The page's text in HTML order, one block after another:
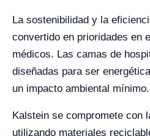
La sostenibilidad y la
convertido en prioridades en
médicos. Las camas de
diseñadas para ser
un impacto ambiental mínimo.
Kalstein se compromete con
utilizando materiales